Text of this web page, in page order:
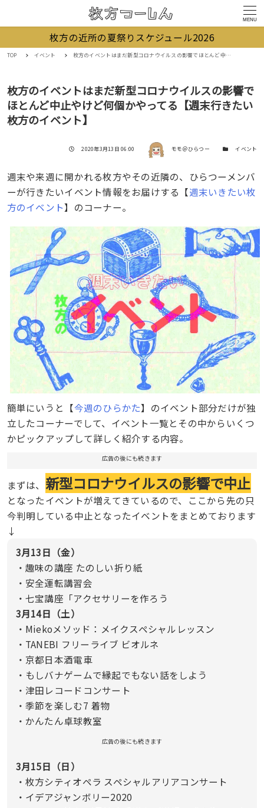
MENU
枚方の近所の夏祭りスケジュール2026
TOP イベント 枚方のイベントはまだ新型コロナウイルスの影響でほとんど中止やけど何個かやってる【週末行きたい枚方のイベント】
枚方のイベントはまだ新型コロナウイルスの影響で
ほとんど中止やけど何個かやってる【週末行きたい
枚方のイベント】
投稿日
2020年3月13日 06:00 著者 モモ＠ひらつー カテゴリー
イベント
週末や来週に開かれる枚方やその近隣の、ひらつーメンバ
ーが行きたいイベント情報をお届けする【週末いきたい枚
方のイベント】のコーナー。
簡単にいうと【今週のひらかた】のイベント部分だけが独
立したコーナーでして、イベント一覧とその中からいくつ
かピックアップして詳しく紹介する内容。
広告の後にも続きます
まずは、 新型コロナウイルスの影響で中止
となったイベントが増えてきているので、ここから先の只
今判明している中止となったイベントをまとめております
↓
3月13日（金）
・趣味の講座 たのしい折り紙
・安全運転講習会
・七宝講座「アクセサリーを作ろう
3月14日（土）
・Miekoメソッド：メイクスペシャルレッスン
・TANEBI フリーライブ ビオルネ
・京都日本酒電車
・もしバナゲームで縁起でもない話をしよう
・津田レコードコンサート
・季節を楽しむ7 着物
・かんたん卓球教室
広告の後にも続きます
3月15日（日）
・枚方シティオペラ スペシャルアリアコンサート
・イデアジャンボリー2020